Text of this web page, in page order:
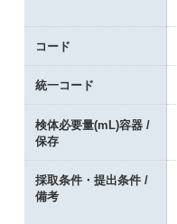
コード
統一コード
検体必要量(mL)容器 /
保存
採取条件・提出条件 /
備考